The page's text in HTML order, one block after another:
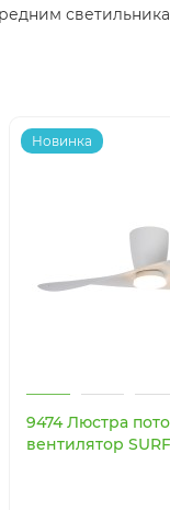
Новинка
9474 Люстра
вентилятор